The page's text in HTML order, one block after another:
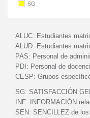
SG
ALUC: Estudiantes
ALUD: Estudiantes
PAS: Personal de
PDI: Personal de
CESP: Grupos
SG: SATISFACCIÓN
INF:
INFORMACIÓN
SEN: SENCILLEZ de